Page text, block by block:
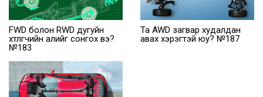
FWD болон RWD дугуйн
хөтлөгчийн алийг сонгох вэ?
№183
Та AWD загвар худалдан
авах хэрэгтэй юу? №187